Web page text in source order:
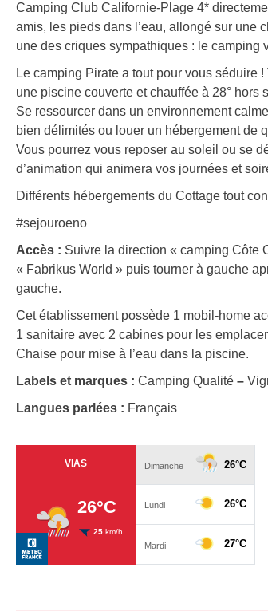
Camping Club Californie-Plage 4*
amis, les pieds dans l’eau, allongé sur une
une des criques sympathiques : le camping
Le camping Pirate a tout pour vous séduire
une piscine couverte et chauffée à 28° hors
Se ressourcer dans un environnement
bien délimités ou louer un hébergement de
Vous pourrez vous reposer au soleil ou se
d’animation qui animera vos journées et
Différents hébergements du Cottage tout
#sejouroeno
Accès : Suivre la direction « camping Côte
« Fabrikus World » puis tourner à gauche
gauche.
Cet établissement possède 1 mobil-home
1 sanitaire avec 2 cabines pour les
Chaise pour mise à l’eau dans la piscine.
Labels et marques : Camping Qualité –
Langues parlées : Français